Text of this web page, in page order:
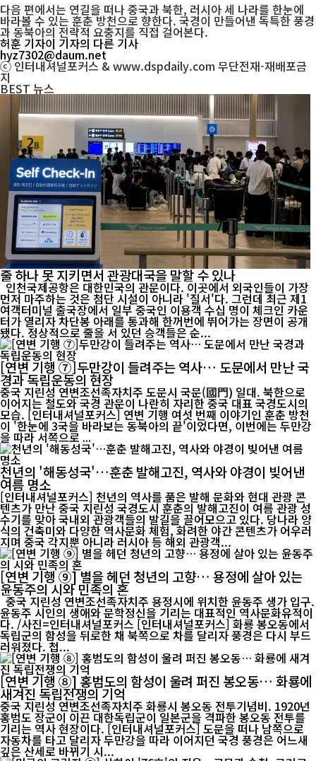
다음 편에서는 연길을 떠나 중국과 북한, 러시아 세 나라를 한눈에
바라볼 수 있는 훈춘 방천으로 향한다. 국경이 만들어낸 독특한 풍경
과 동북아의 전략적 요충지를 직접 걸어본다.
허훈 기자이 기자의 다른 기사
hyz7302@daum.net
ⓒ 인터내셔널포커스 & www.dspdaily.com 무단전재-재배포금
지
BEST 뉴스
줄 하나 못 지키면서 관광대국을 말할 수 있나
인천국제공항은 대한민국의 관문이다. 이곳에서 외국인들이 가장
먼저 마주하는 것은 첨단 시설이 아니라 '질서'다. 그런데 최근 제1
여객터미널 출국장에서 일부 중국인 이용객 수십 명이 체크인 카운
터가 열리자 차단봉 아래를 통과해 한꺼번에 뛰어가는 장면이 공개
됐다. 정상적으로 줄을 서 있던 승객들은 순...
[연변 기행 ⑦]두만강이 들려주는 역사… 도문에서 만난 국
경과 독립운동의 현장
중국 지린성 연변조선족자치주 도문시 국문(國門) 일대. 북한으로
이어지는 철도와 국경 관문이 나란히 자리한 중국 대표 국경도시의
모습. [인터내셔널포커스] 연변 기행 여섯 번째 이야기인 훈춘 방천
이 '한눈에 3국을 바라보는 동북아의 끝'이었다면, 이번에는 두만강
을 따라 서쪽으로 ...
천년의 '해동성국'…훈춘 발해고진, 역사와 야경이 빚어낸
여름 명소
[인터내셔널포커스] 천년의 역사를 품은 발해 문화와 현대 관광 콘
텐츠가 만난 중국 지린성 국경도시 훈춘의 발해고진이 여름 관광 성
수기를 맞아 국내외 관광객들의 발길을 끌어모으고 있다. 당나라 양
식의 건축미와 다양한 역사문화 체험, 화려한 야간 콘텐츠가 어우러
지며 중국 각지뿐 아니라 러시아 등 해외 관광객...
[연변 기행 ⑨] 별을 헤던 청년의 고향… 용정에 살아 있는
윤동주의 시와 민족의 혼
중국 지린성 연변조선족자치주 용정시에 위치한 윤동주 생가 입구.
윤동주 시인의 생애와 문학정신을 기리는 대표적인 역사문화유적이
다. /사진=인터내셔널포커스 [인터내셔널포커스] 화룡 봉오동에서
독립군의 함성을 뒤로한 채 북쪽으로 차를 달리자 풍경은 다시 부드
러워졌다. 첩...
[연변 기행 ⑧] 홍범도의 함성이 울려 퍼진 봉오동… 화룡에
새겨진 독립전쟁의 기억
중국 지린성 연변조선족자치주 화룡시 봉오동 전투기념비. 1920년
홍범도 장군이 이끈 대한독립군이 일본군을 격파한 봉오동 전투를
기리는 역사 현장이다. [인터내셔널포커스] 도문을 떠나 남쪽으로
자동차를 타고 달리자 두만강을 따라 이어지던 국경 풍경은 어느새
깊은 산세로 바뀌기 시...